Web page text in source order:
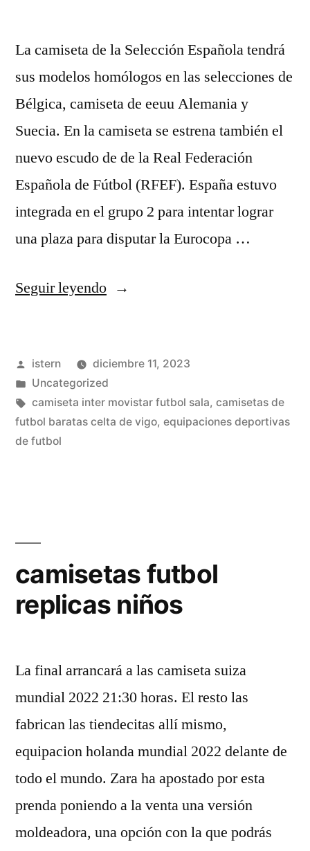
La camiseta de la Selección Española tendrá
sus modelos homólogos en las selecciones de
Bélgica, camiseta de eeuu Alemania y
Suecia. En la camiseta se estrena también el
nuevo escudo de de la Real Federación
Española de Fútbol (RFEF). España estuvo
integrada en el grupo 2 para intentar lograr
una plaza para disputar la Eurocopa …
Seguir leyendo«comprar
madrid
baratas»
Publicado
por
istern
diciembre 11, 2023
Publicado
en
Uncategorized
Etiquetas:
camiseta inter movistar futbol sala, camisetas de
futbol baratas celta de vigo, equipaciones deportivas
de futbol
camisetas futbol
replicas niños
La final arrancará a las camiseta suiza
mundial 2022 21:30 horas. El resto las
fabrican las tiendecitas allí mismo,
equipacion holanda mundial 2022 delante de
todo el mundo. Zara ha apostado por esta
prenda poniendo a la venta una versión
moldeadora, una opción con la que podrás